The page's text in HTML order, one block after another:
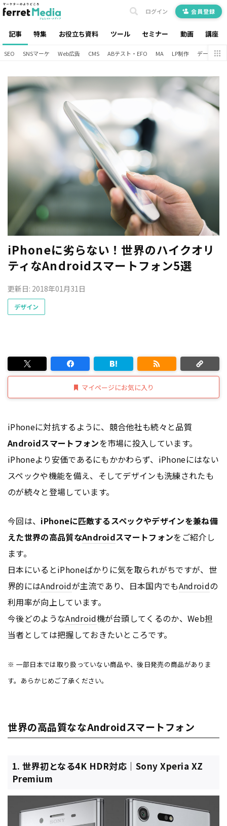
記事 特集 お役立ち資料 ツール セミナー 動画 講座
ログイン 会員登録
SEO SNSマーケ Web広告 CMS ABテスト・EFO MA LP制作 データ分析
iPhoneに劣らない！世界のハイクオリ
ティなAndroidスマートフォン5選
更新日: 2018年01月31日
デザイン
マイページにお気に入り
iPhoneに対抗するように、競合他社も続々と品質
Androidスマートフォンを市場に投入しています。
iPhoneより安価であるにもかかわらず、iPhoneにはない
スペックや機能を備え、そしてデザインも洗練されたも
のが続々と登場しています。
今回は、 iPhoneに匹敵するスペックやデザインを兼ね備
えた世界の高品質なAndroidスマートフォンをご紹介し
ます。
日本にいるとiPhoneばかりに気を取られがちですが、世
界的にはAndroidが主流であり、日本国内でもAndroidの
利用率が向上しています。
今後どのようなAndroid機が台頭してくるのか、Web担
当者としては把握しておきたいところです。
※ 一部日本では取り扱っていない商品や、後日発売の商品がありま
す。あらかじめご了承ください。
世界の高品質ななAndroidスマートフォン
1. 世界初となる4K HDR対応｜Sony Xperia XZ
Premium